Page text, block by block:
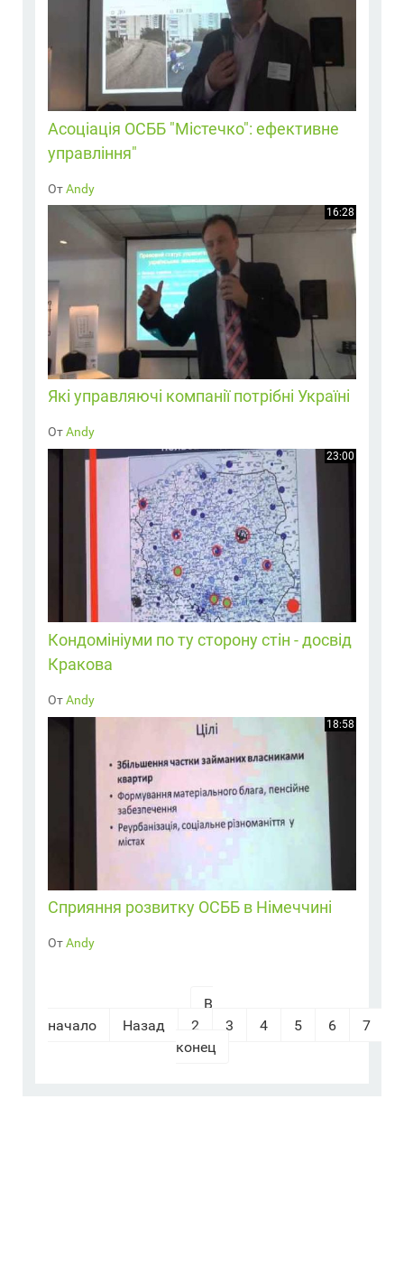
Асоціація ОСББ "Містечко": ефективне
управління"
ОтAndy
16:28
Які управляючі компанії потрібні Україні
ОтAndy
23:00
Кондомініуми по ту сторону стін - досвід
Кракова
ОтAndy
18:58
Сприяння розвитку ОСББ в Німеччині
ОтAndy
В
начало
Назад 2 3 4 5 6 7
конец